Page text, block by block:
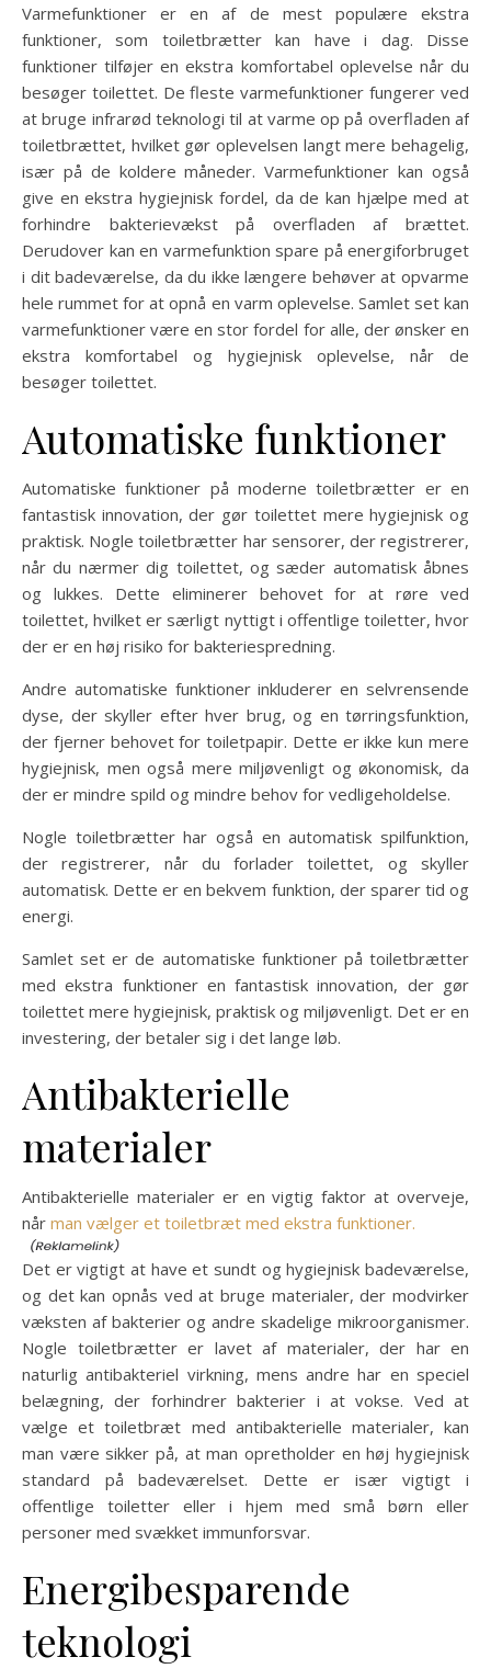
Varmefunktioner er en af de mest populære ekstra
funktioner, som toiletbrætter kan have i dag. Disse
funktioner tilføjer en ekstra komfortabel oplevelse når du
besøger toilettet. De fleste varmefunktioner fungerer ved
at bruge infrarød teknologi til at varme op på overfladen af
toiletbrættet, hvilket gør oplevelsen langt mere behagelig,
især på de koldere måneder. Varmefunktioner kan også
give en ekstra hygiejnisk fordel, da de kan hjælpe med at
forhindre bakterievækst på overfladen af brættet.
Derudover kan en varmefunktion spare på energiforbruget
i dit badeværelse, da du ikke længere behøver at opvarme
hele rummet for at opnå en varm oplevelse. Samlet set kan
varmefunktioner være en stor fordel for alle, der ønsker en
ekstra komfortabel og hygiejnisk oplevelse, når de
besøger toilettet.
Automatiske funktioner
Automatiske funktioner på moderne toiletbrætter er en
fantastisk innovation, der gør toilettet mere hygiejnisk og
praktisk. Nogle toiletbrætter har sensorer, der registrerer,
når du nærmer dig toilettet, og sæder automatisk åbnes
og lukkes. Dette eliminerer behovet for at røre ved
toilettet, hvilket er særligt nyttigt i offentlige toiletter, hvor
der er en høj risiko for bakteriespredning.
Andre automatiske funktioner inkluderer en selvrensende
dyse, der skyller efter hver brug, og en tørringsfunktion,
der fjerner behovet for toiletpapir. Dette er ikke kun mere
hygiejnisk, men også mere miljøvenligt og økonomisk, da
der er mindre spild og mindre behov for vedligeholdelse.
Nogle toiletbrætter har også en automatisk spilfunktion,
der registrerer, når du forlader toilettet, og skyller
automatisk. Dette er en bekvem funktion, der sparer tid og
energi.
Samlet set er de automatiske funktioner på toiletbrætter
med ekstra funktioner en fantastisk innovation, der gør
toilettet mere hygiejnisk, praktisk og miljøvenligt. Det er en
investering, der betaler sig i det lange løb.
Antibakterielle
materialer
Antibakterielle materialer er en vigtig faktor at overveje,
når man vælger et toiletbræt med ekstra funktioner.
Det er vigtigt at have et sundt og hygiejnisk badeværelse,
og det kan opnås ved at bruge materialer, der modvirker
væksten af bakterier og andre skadelige mikroorganismer.
Nogle toiletbrætter er lavet af materialer, der har en
naturlig antibakteriel virkning, mens andre har en speciel
belægning, der forhindrer bakterier i at vokse. Ved at
vælge et toiletbræt med antibakterielle materialer, kan
man være sikker på, at man opretholder en høj hygiejnisk
standard på badeværelset. Dette er især vigtigt i
offentlige toiletter eller i hjem med små børn eller
personer med svækket immunforsvar.
Energibesparende
teknologi